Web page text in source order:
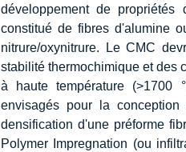
développement de propriétés
constitué de fibres d'alumine
nitrure/oxynitrure. Le CMC
stabilité thermochimique et des
à haute température (>1700
envisagés pour la
densification d'une préforme
Polymer Impregnation (ou